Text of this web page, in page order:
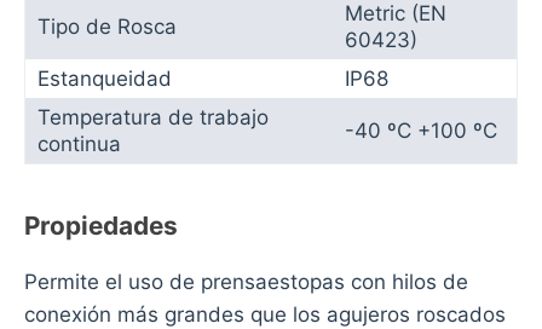
Tipo de Rosca
Metric (EN
60423)
Estanqueidad
IP68
Temperatura de trabajo
continua
-40 ºC +100 ºC
Propiedades
Permite el uso de prensaestopas con hilos de
conexión más grandes que los agujeros roscados